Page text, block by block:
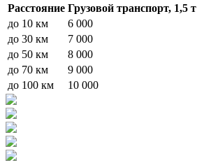
Расстояние Грузовой транспорт, 1,5 т
до 10 км
6 000
до 30 км
7 000
до 50 км
8 000
до 70 км
9 000
до 100 км
10 000